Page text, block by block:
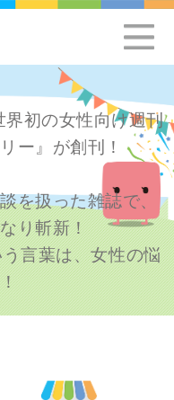
初の女性向け週刊
ー』が創刊！
を扱った雑誌で、
り斬新！
言葉は、女性の悩